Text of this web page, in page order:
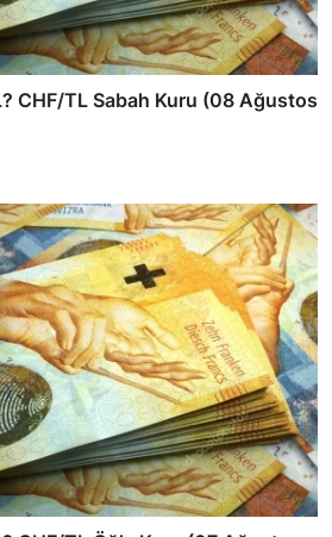
CHF/TL Sabah Kuru (08 Ağustos